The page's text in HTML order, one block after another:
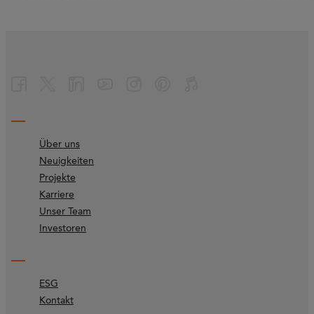
Über uns
Neuigkeiten
Projekte
Karriere
Unser Team
Investoren
ESG
Kontakt